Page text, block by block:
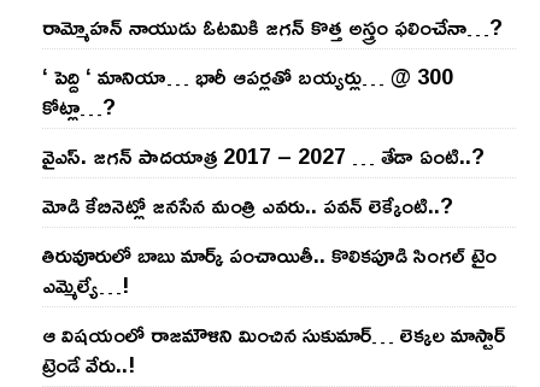
రామ్మోహ‌న్ నాయుడు ఓట‌మికి జ‌గ‌న్ కొత్త అస్త్రం ఫ‌లించేనా…?
‘ పెద్ది ‘ మానియా… భారీ ఆప‌ర్ల‌తో బ‌య్య‌ర్లు… @ 300
కోట్లా…?
వైఎస్‌. జ‌గ‌న్ పాద‌యాత్ర 2017 – 2027 … తేడా ఏంటి..?
మోడి కేబినెట్లో జ‌నసేన మంత్రి ఎవ‌రు.. ప‌వ‌న్ లెక్కేంటి..?
తిరువూరులో బాబు మార్క్ పంచాయితీ.. కొలిక‌పూడి సింగ‌ల్ టైం
ఎమ్మెల్యే…!
ఆ విష‌యంలో రాజ‌మౌళిని మించిన సుకుమార్‌… లెక్క‌ల మాస్టార్
ట్రెండే వేరు..!